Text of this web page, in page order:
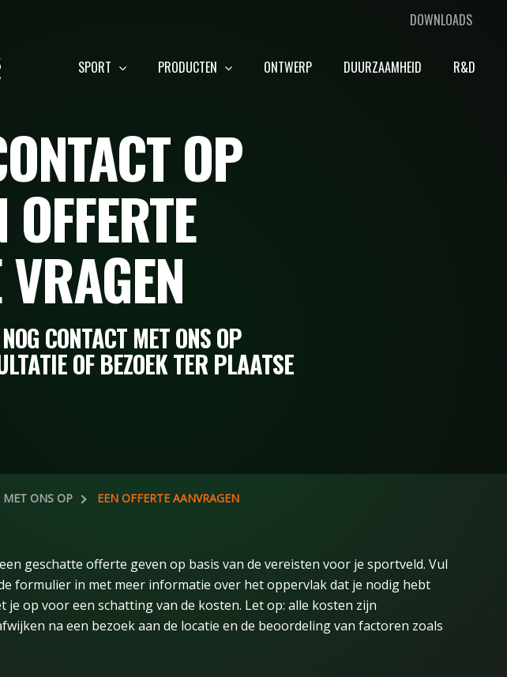
DOWNLOADS
SPORT PRODUCTEN ONTWERP DUURZAAMHEID R&D
OP
CONTACT MET ONS OP
OF BEZOEK TER PLAATSE
ONS OP EEN OFFERTE AANVRAGEN
geschatte offerte geven op basis van de vereisten voor je sportveld. Vul
formulier in met meer informatie over het oppervlak dat je nodig hebt
je op voor een schatting van de kosten. Let op: alle kosten zijn
na een bezoek aan de locatie en de beoordeling van factoren zoals